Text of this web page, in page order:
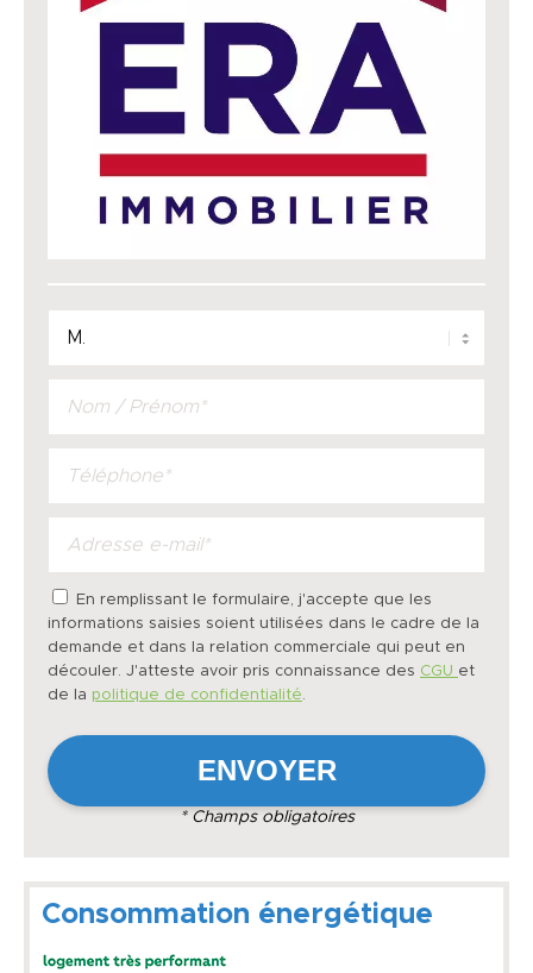
En remplissant le formulaire, j'accepte que les
informations saisies soient utilisées dans le cadre de la
demande et dans la relation commerciale qui peut en
découler. J'atteste avoir pris connaissance des CGU et
de la politique de confidentialité.
* Champs obligatoires
Consommation énergétique